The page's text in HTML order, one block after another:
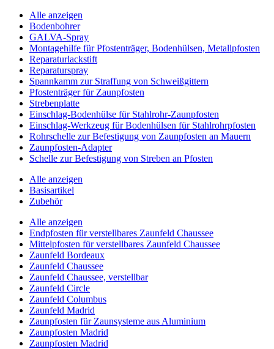
Alle anzeigen
Bodenbohrer
GALVA-Spray
Montagehilfe für Pfostenträger, Bodenhülsen, Metallpfosten
Reparaturlackstift
Reparaturspray
Spannkamm zur Straffung von Schweißgittern
Pfostenträger für Zaunpfosten
Strebenplatte
Einschlag-Bodenhülse für Stahlrohr-Zaunpfosten
Einschlag-Werkzeug für Bodenhülsen für Stahlrohrpfosten
Rohrschelle zur Befestigung von Zaunpfosten an Mauern
Zaunpfosten-Adapter
Schelle zur Befestigung von Streben an Pfosten
Alle anzeigen
Basisartikel
Zubehör
Alle anzeigen
Endpfosten für verstellbares Zaunfeld Chaussee
Mittelpfosten für verstellbares Zaunfeld Chaussee
Zaunfeld Bordeaux
Zaunfeld Chaussee
Zaunfeld Chaussee, verstellbar
Zaunfeld Circle
Zaunfeld Columbus
Zaunfeld Madrid
Zaunpfosten für Zaunsysteme aus Aluminium
Zaunpfosten Madrid
Zaunpfosten Madrid